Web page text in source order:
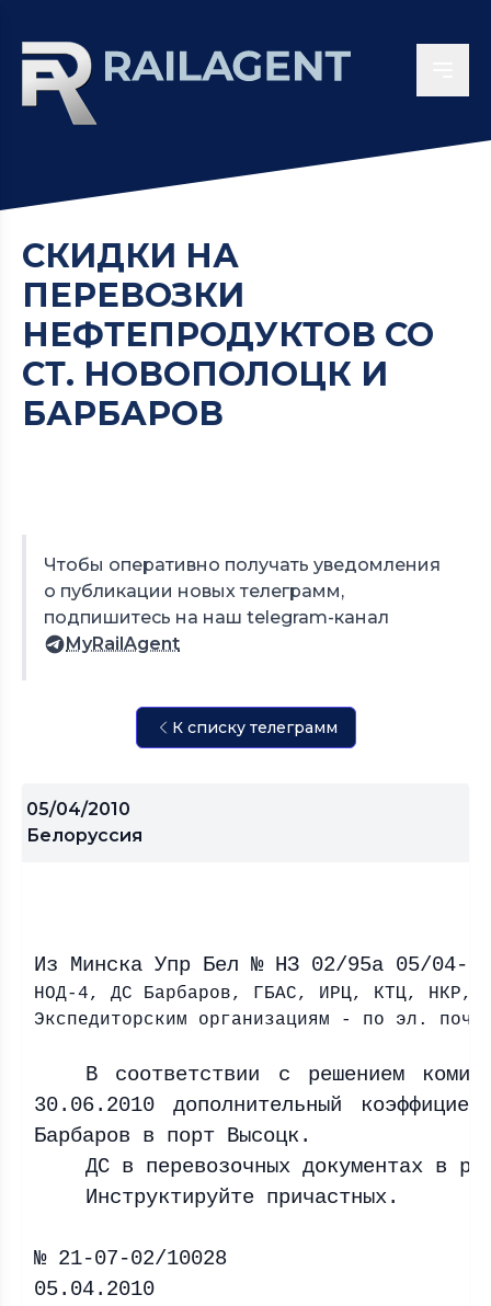
СКИДКИ НА
ПЕРЕВОЗКИ
НЕФТЕПРОДУКТОВ СО
СТ. НОВОПОЛОЦК И
БАРБАРОВ
Чтобы оперативно получать уведомления
о публикации новых телеграмм,
подпишитесь на наш telegram-канал
MyRailAgent
К списку телеграмм
05/04/2010
Белоруссия
Из Минска Упр Бел № НЗ 02/95а 05/04-
НОД-4, ДС Барбаров, ГБАС, ИРЦ, КТЦ, НКР,
Экспедиторским организациям - по эл.
В соответствии с решением
30.06.2010 дополнительный
Барбаров в порт Высоцк.
ДС в перевозочных документах в
Инструктируйте причастных.
№ 21-07-02/10028
05.04.2010